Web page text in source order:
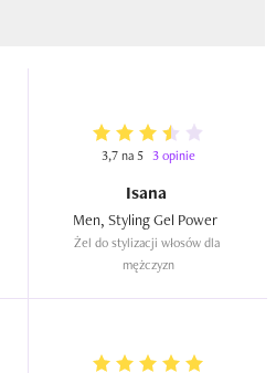
3,7 na 5 3 opinie
Isana
Żel do stylizacji włosów dla
mężczyzn